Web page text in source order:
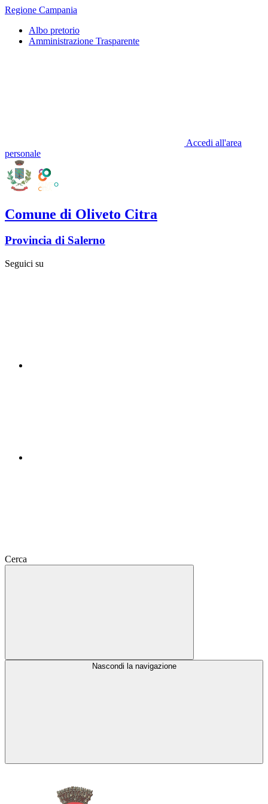
Regione Campania
Albo pretorio
Amministrazione Trasparente
Accedi all'area
personale
Comune di Oliveto Citra
Provincia di Salerno
Seguici su
Cerca
Nascondi la navigazione